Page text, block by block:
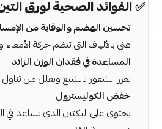
✅الفوائد الصحية لورق
تحسين الهضم والوقاية من
غني بالألياف التي تنظم حركة
المساعدة في فقدان الوزن الزائد
يعزز الشعور بالشبع ويقلل من
خفض الكوليسترول
يحتوي على البكتين الذي يساعد في